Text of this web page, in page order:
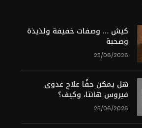
كيش … وصفات خفيفة ولذيذة
وصحية
25/06/2026
هل يمكن حقًا علاج عدوى
فيروس هانتا، وكيف؟
25/06/2026